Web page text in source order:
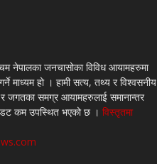
नेपालका जनचासोका विविध आयामहरुमा
माध्यम हो । हामी सत्य, तथ्य र विश्वसनीय
जगतका समग्र आयामहरुलाई समानान्तर
डट कम उपस्थित भएको छ । विस्तृतमा